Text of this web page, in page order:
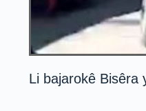
Li bajarokê Bisêra